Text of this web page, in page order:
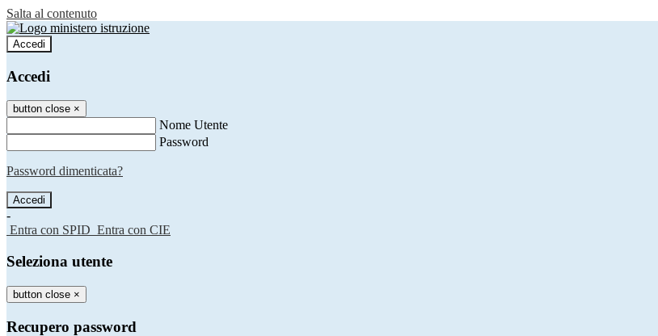
Salta al contenuto
Accedi
Accedi
button close ×
Nome Utente
Password
Password dimenticata?
-
Entra con SPID Entra con CIE
Seleziona utente
button close ×
Recupero password